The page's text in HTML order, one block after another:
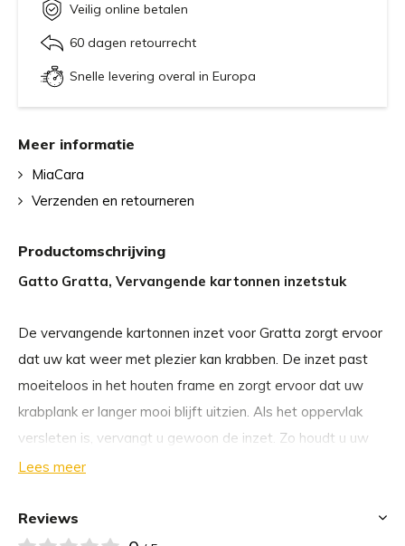
Veilig online betalen
60 dagen retourrecht
Snelle levering overal in Europa
Productomschrijving
Gatto Gratta, Vervangende kartonnen inzetstuk
De vervangende kartonnen inzet voor Gratta zorgt ervoor
dat uw kat weer met plezier kan krabben. De inzet past
moeiteloos in het houten frame en zorgt ervoor dat uw
krabplank er langer mooi blijft uitzien. Als het oppervlak
versleten is, vervangt u gewoon de inzet. Zo houdt u uw
kat tevreden zonder het hele product (of uw favoriete
Maattabel
Lees meer
Meer informatie
MiaCara
Verzenden en retourneren
Reviews